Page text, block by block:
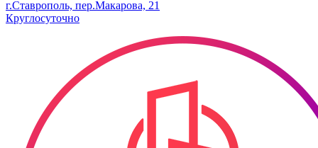
г.Ставрополь, пер.Макарова, 21
Круглосуточно